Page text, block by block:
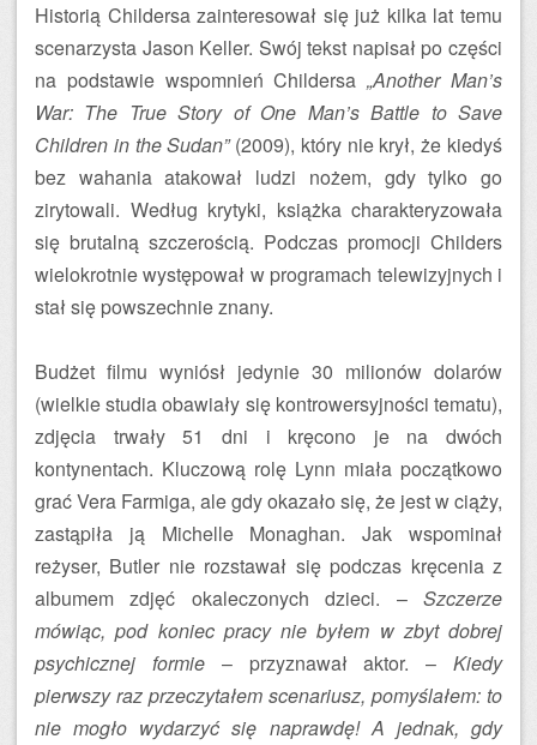
Historią Childersa zainteresował się już kilka lat temu
scenarzysta Jason Keller. Swój tekst napisał po części
na podstawie wspomnień Childersa„Another Man’s
War: The True Story of One Man’s Battle to Save
Children in the Sudan”(2009), który nie krył, że kiedyś
bez wahania atakował ludzi nożem, gdy tylko go
zirytowali. Według krytyki, książka charakteryzowała
się brutalną szczerością. Podczas promocji Childers
wielokrotnie występował w programach telewizyjnych i
stał się powszechnie znany.
Budżet filmu wyniósł jedynie 30 milionów dolarów
(wielkie studia obawiały się kontrowersyjności tematu),
zdjęcia trwały 51 dni i kręcono je na dwóch
kontynentach. Kluczową rolę Lynn miała początkowo
grać Vera Farmiga, ale gdy okazało się, że jest w ciąży,
zastąpiła ją Michelle Monaghan. Jak wspominał
reżyser, Butler nie rozstawał się podczas kręcenia z
albumem zdjęć okaleczonych dzieci. – Szczerze
mówiąc, pod koniec pracy nie byłem w zbyt dobrej
psychicznej formie– przyznawał aktor. –Kiedy
pierwszy raz przeczytałem scenariusz, pomyślałem: to
nie mogło wydarzyć się naprawdę! A jednak, gdy